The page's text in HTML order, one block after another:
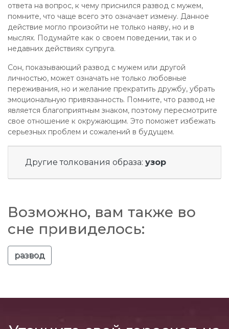
ответа на вопрос, к чему приснился развод с мужем,
помните, что чаще всего это означает измену. Данное
действие могло произойти не только наяву, но и в
мыслях. Подумайте как о своем поведении, так и о
недавних действиях супруга.
Сон, показывающий развод с мужем или другой
личностью, может означать не только любовные
переживания, но и желание прекратить дружбу, убрать
эмоциональную привязанность. Помните, что развод не
является благоприятным знаком, поэтому пересмотрите
свое отношение к окружающим. Это поможет избежать
серьезных проблем и сожалений в будущем.
Другие толкования образа: узор
Возможно, вам также во
сне привиделось:
развод